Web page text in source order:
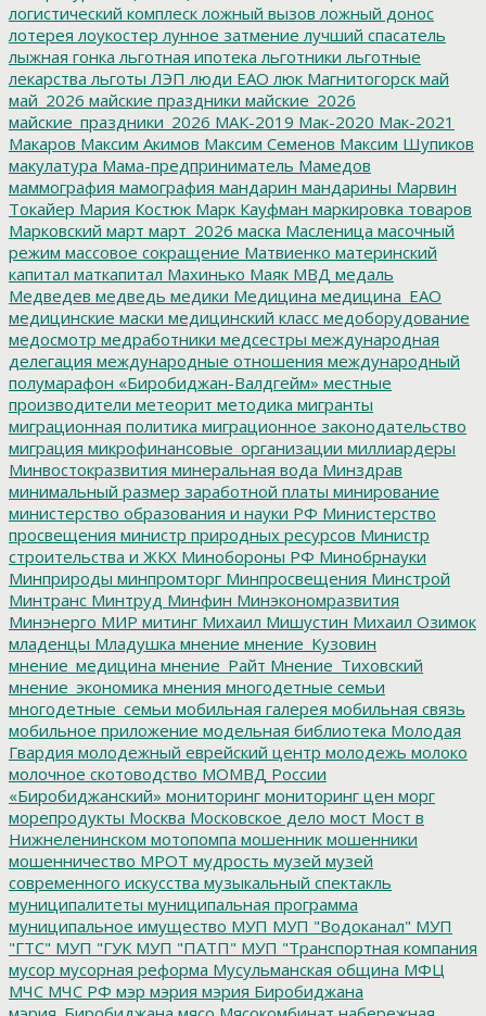
логистический комплеск ложный вызов ложный донос
лотерея лоукостер лунное затмение лучший спасатель
лыжная гонка льготная ипотека льготники льготные
лекарства льготы ЛЭП люди ЕАО люк Магнитогорск май
май_2026 майские праздники майские_2026
майские_праздники_2026 МАК-2019 Мак-2020 Мак-2021
Макаров Максим Акимов Максим Семенов Максим Шупиков
макулатура Мама-предприниматель Мамедов
маммография мамография мандарин мандарины Марвин
Токайер Мария Костюк Марк Кауфман маркировка товаров
Марковский март март_2026 маска Масленица масочный
режим массовое сокращение Матвиенко материнский
капитал маткапитал Махинько Маяк МВД медаль
Медведев медведь медики Медицина медицина_ЕАО
медицинские маски медицинский класс медоборудование
медосмотр медработники медсестры международная
делегация международные отношения международный
полумарафон «Биробиджан-Валдгейм» местные
производители метеорит методика мигранты
миграционная политика миграционное законодательство
миграция микрофинансовые_организации миллиардеры
Минвостокразвития минеральная вода Минздрав
минимальный размер заработной платы минирование
министерство образования и науки РФ Министерство
просвещения министр природных ресурсов Министр
строительства и ЖКХ Минобороны РФ Минобрнауки
Минприроды минпромторг Минпросвещения Минстрой
Минтранс Минтруд Минфин Минэкономразвития
Минэнерго МИР митинг Михаил Мишустин Михаил Озимок
младенцы Младушка мнение мнение_Кузовин
мнение_медицина мнение_Райт Мнение_Тиховский
мнение_экономика мнения многодетные семьи
многодетные_семьи мобильная галерея мобильная связь
мобильное приложение модельная библиотека Молодая
Гвардия молодежный еврейский центр молодежь молоко
молочное скотоводство МОМВД России
«Биробиджанский» мониторинг мониторинг цен морг
морепродукты Москва Московское дело мост Мост в
Нижнеленинском мотопомпа мошенник мошенники
мошенничество МРОТ мудрость музей музей
современного искусства музыкальный спектакль
муниципалитеты муниципальная программа
муниципальное имущество МУП МУП "Водоканал" МУП
"ГТС" МУП "ГУК МУП "ПАТП" МУП "Транспортная компания
мусор мусорная реформа Мусульманская община МФЦ
МЧС МЧС РФ мэр мэрия мэрия Биробиджана